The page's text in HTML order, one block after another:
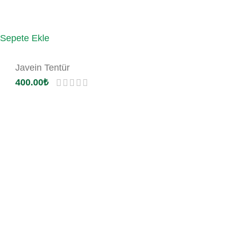
Sepete Ekle
Javein Tentür
400.00₺